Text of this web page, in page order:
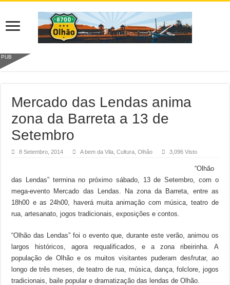
PUB
Mercado das Lendas anima
zona da Barreta a 13 de
Setembro
8 Setembro, 2014 A bem da Vila ,Cultura ,Olhão 3,096 Visto
“Olhão
das Lendas” termina no próximo sábado, 13 de Setembro, com o
mega-evento Mercado das Lendas. Na zona da Barreta, entre as
18h00 e as 24h00, haverá muita animação com música, teatro de
rua, artesanato, jogos tradicionais, exposições e contos.
“Olhão das Lendas” foi o evento que, durante este verão, animou os
largos históricos, agora requalificados, e a zona ribeirinha. A
população de Olhão e os muitos visitantes puderam desfrutar, ao
longo de três meses, de teatro de rua, música, dança, folclore, jogos
tradicionais, baile popular e dramatização das lendas de Olhão.